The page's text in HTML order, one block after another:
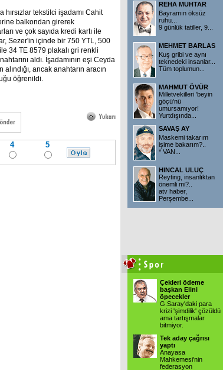
hırsızlar tekstilci işadamı Cahit
balkondan girerek
ve çok sayıda kredi kartı ile
Sezer'in içinde bir 750 YTL, 500
34 TE 8579 plakalı gri renkli
aldı. İşadamının eşi Ceyda
ancak anahtarın aracın
öğrenildi.
4 5
REHA MUHTAR
Bayramın öksüz
ruhu...
9 günlük tatiller, 9...
MEHMET BARLAS
Kuş gribi ve aynı
teknedeki insanlar...
Tüm toplumun...
MAHMUT ÖVÜR
Milletvekilleri 'beyin
göçü'nü
umursamıyor!
Yurtdışında...
SAVAŞ AY
Maskemi takarım
işime bakarım?..
* VAN...
HINCAL ULUÇ
Reyting, insanlıktan
önemli mi?..
atv haber,
Perşembe...
Çekleri ödeme
başkan Elini
öpecekler
G.Saray'daki para
krizi 'şimdilik' çözüldü
ama tartışmalar
bitmiyor.
Tek aday çağrısı
yaptı
Anayasa
Mahkemesi'nin
federasyon